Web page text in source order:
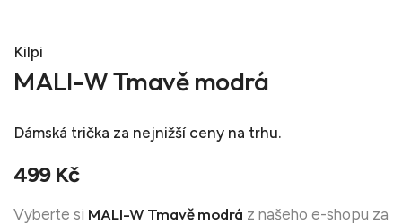
Kilpi
MALI-W Tmavě modrá
Dámská trička za nejnižší ceny na trhu.
499 Kč
Vyberte si MALI-W Tmavě modrá z našeho e-shopu za